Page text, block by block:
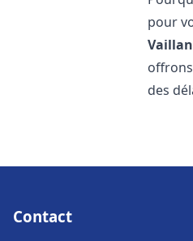
pour
des
Contact